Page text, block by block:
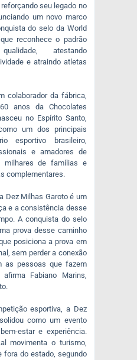
seu legado no
um novo marco
do selo da World
reconhece o padrão
atestando
e atraindo atletas
colaborador da fábrica,
anos da Chocolates
no Espírito Santo,
um dos principais
esportivo brasileiro,
e amadores de
de famílias e
complementares.
Dez Milhas Garoto é um
e a consistência desse
A conquista do selo
prova desse caminho
posiciona a prova em
sem perder a conexão
as pessoas que fazem
Fabiano Marins,
esportiva, a Dez
como um evento
estar e experiência.
movimenta o turismo,
fora do estado, segundo